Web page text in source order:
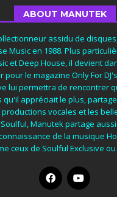
ABOUT MANUTEK
assidu de
Music en 1988. Plus
et Deep House, il devient
pour le magazine Only For
lui permettra de rencontrer
qu'il appréciait le plus,
vocales et les
Manutek partage
de la musique
ceux de Soulful Exclusive